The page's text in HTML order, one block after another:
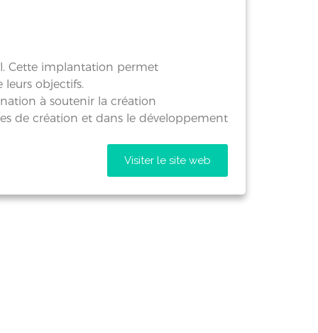
Cette implantation permet
leurs objectifs.
à soutenir la création
de création et dans le développement
Visiter le site web